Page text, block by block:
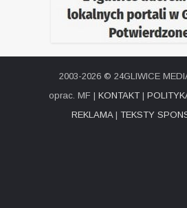
2003-2026 © 24GLIWICE
oprac. MF | KONTAKT|
REKLAMA| TEKSTY